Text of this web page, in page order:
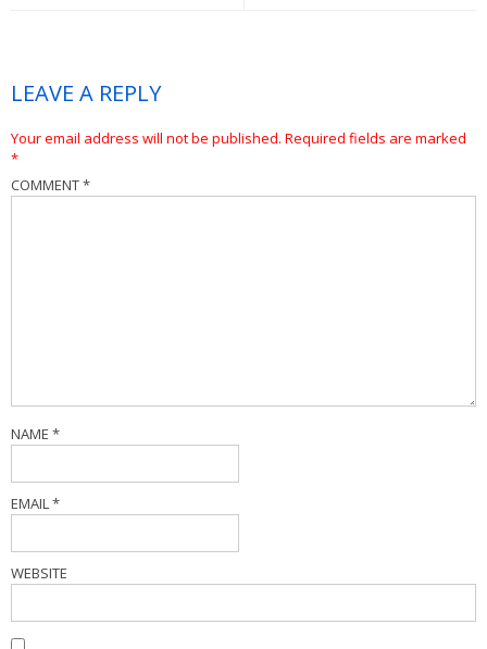
LEAVE A REPLY
Your email address will not be published. Required fields are marked
*
COMMENT*
NAME *
EMAIL *
WEBSITE